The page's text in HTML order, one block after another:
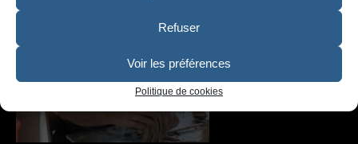
Refuser
Voir les préférences
Politique de cookies
REPRODUCTION DE PHOTO
EXPOSITIONS